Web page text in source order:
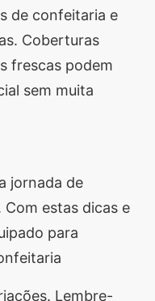
de confeitaria e
Coberturas
frescas podem
sem muita
jornada de
estas dicas e
para
Lembre-